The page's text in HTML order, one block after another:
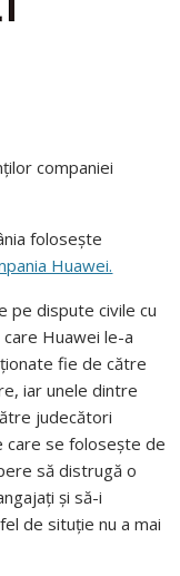
companiei
folosește
Huawei.
pe dispute civile cu
Huawei le-a
fie de către
iar unele dintre
judecători
care se folosește de
să distrugă o
și să-i
de situție nu a mai